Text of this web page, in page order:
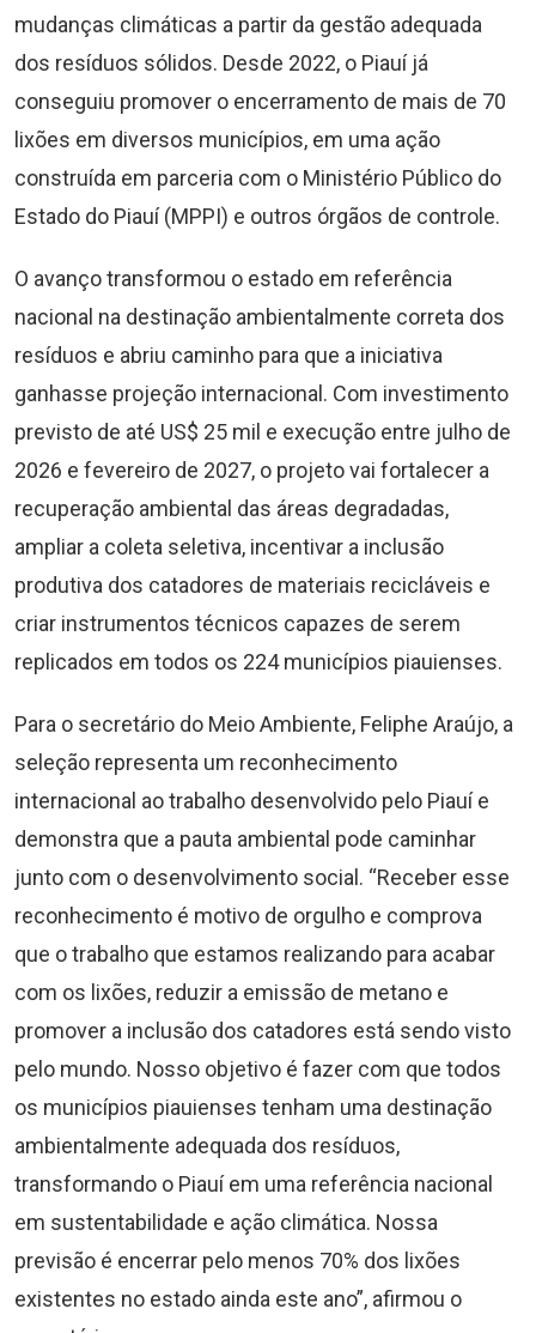
mudanças climáticas a partir da gestão adequada
dos resíduos sólidos. Desde 2022, o Piauí já
conseguiu promover o encerramento de mais de 70
lixões em diversos municípios, em uma ação
construída em parceria com o Ministério Público do
Estado do Piauí (MPPI) e outros órgãos de controle.
O avanço transformou o estado em referência
nacional na destinação ambientalmente correta dos
resíduos e abriu caminho para que a iniciativa
ganhasse projeção internacional. Com investimento
previsto de até US$ 25 mil e execução entre julho de
2026 e fevereiro de 2027, o projeto vai fortalecer a
recuperação ambiental das áreas degradadas,
ampliar a coleta seletiva, incentivar a inclusão
produtiva dos catadores de materiais recicláveis e
criar instrumentos técnicos capazes de serem
replicados em todos os 224 municípios piauienses.
Para o secretário do Meio Ambiente, Feliphe Araújo, a
seleção representa um reconhecimento
internacional ao trabalho desenvolvido pelo Piauí e
demonstra que a pauta ambiental pode caminhar
junto com o desenvolvimento social. “Receber esse
reconhecimento é motivo de orgulho e comprova
que o trabalho que estamos realizando para acabar
com os lixões, reduzir a emissão de metano e
promover a inclusão dos catadores está sendo visto
pelo mundo. Nosso objetivo é fazer com que todos
os municípios piauienses tenham uma destinação
ambientalmente adequada dos resíduos,
transformando o Piauí em uma referência nacional
em sustentabilidade e ação climática. Nossa
previsão é encerrar pelo menos 70% dos lixões
existentes no estado ainda este ano”, afirmou o